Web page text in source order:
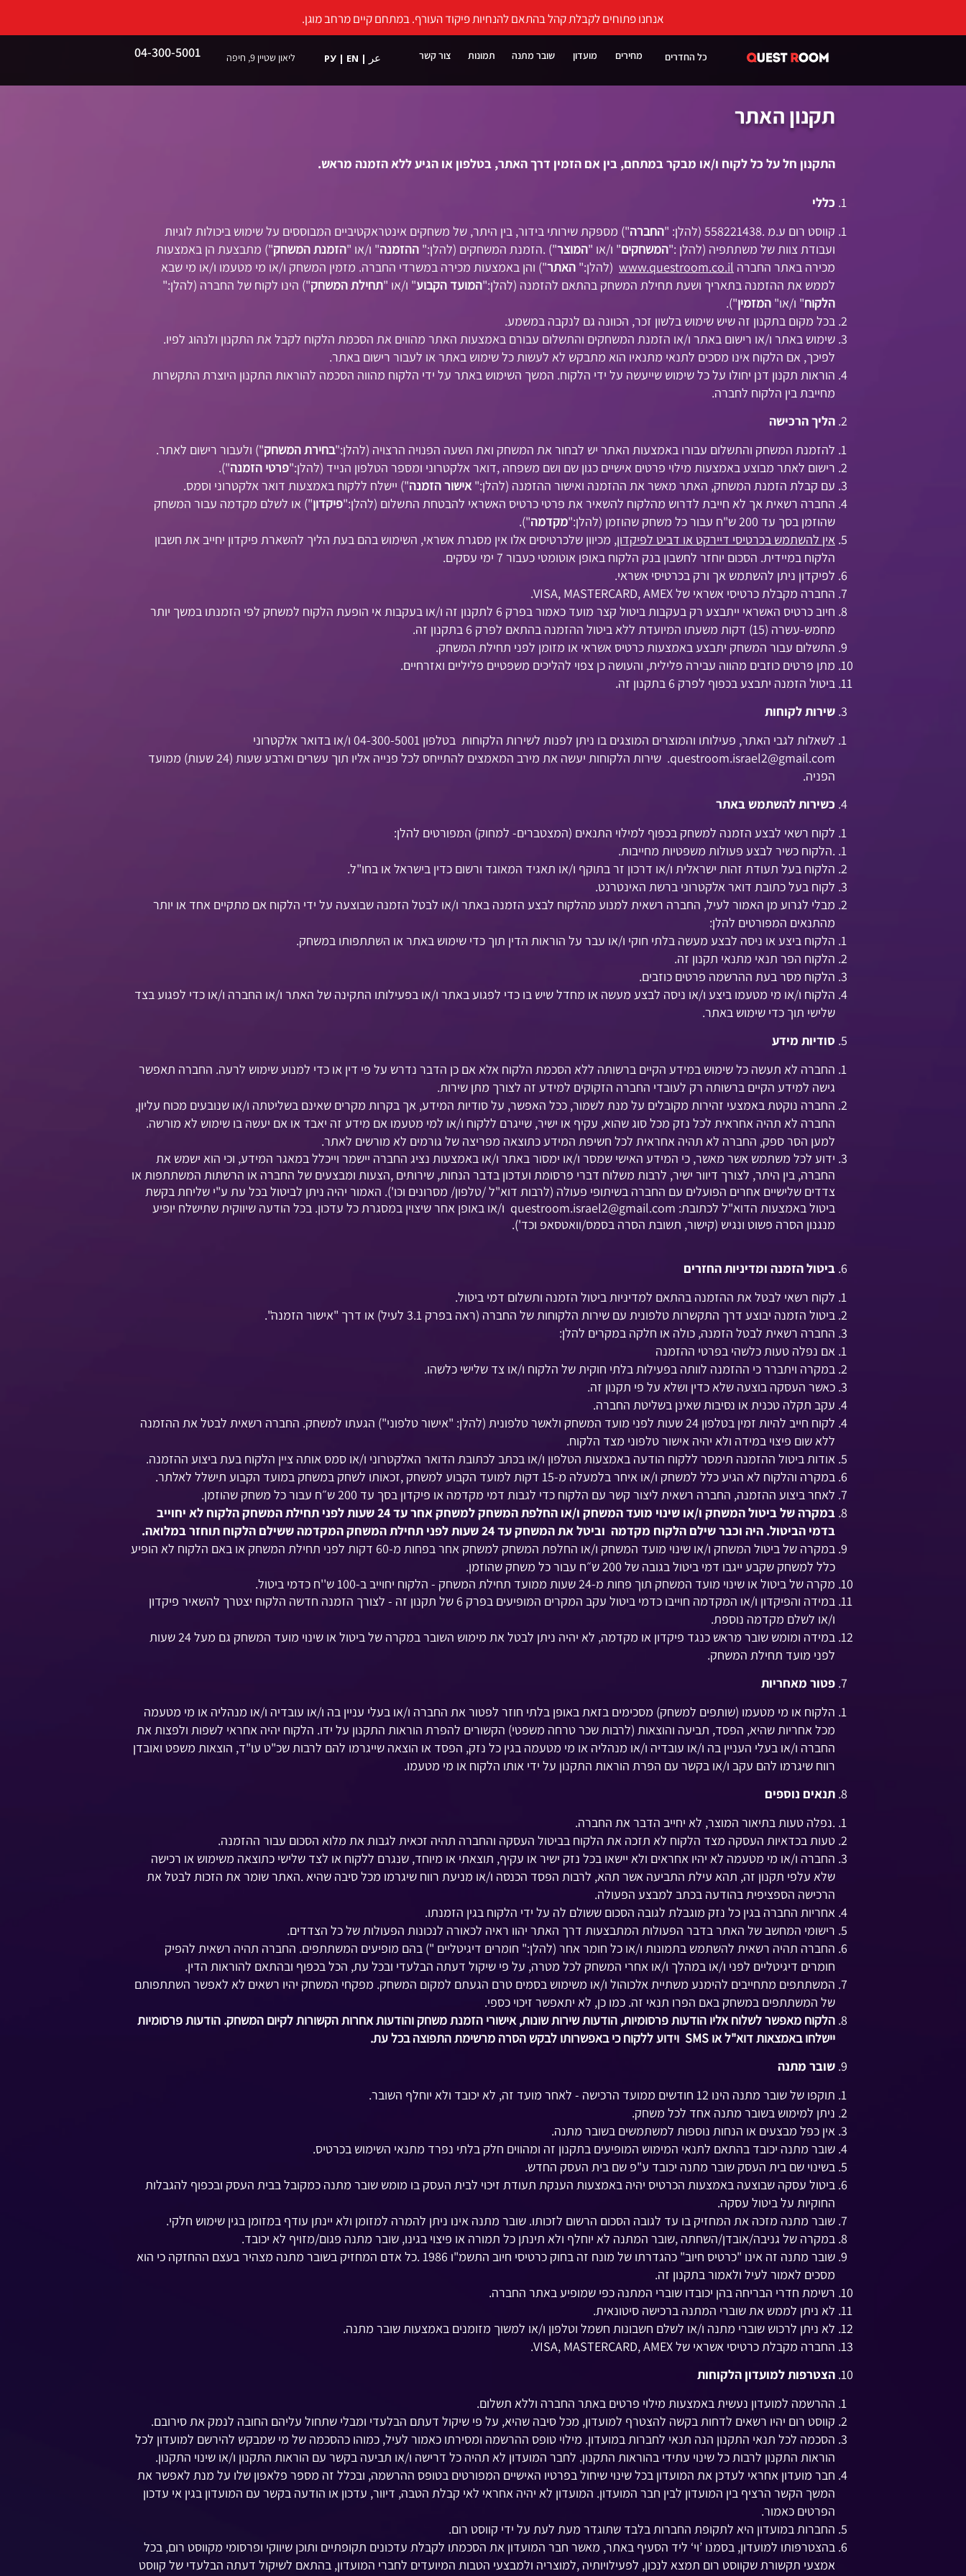
אנחנו פתוחים לקבלת קהל בהתאם להנחיות פיקוד העורף. במתחם קיים מרחב מוגן.
04-300-5001 צור קשר תמונות שובר מתנה מחירים כל החדרים РУ | EN | عر ליאון שטיין 9, חיפה מועדון
תקנון האתר
התקנון חל על כל לקוח ו/או מבקר במתחם, בין אם הזמין דרך האתר, בטלפון או הגיע ללא הזמנה מראש.​
כללי
קווסט רום ע.מ .558221438 (להלן: "
החברה") מספקת שירותי בידור, בין היתר, של משחקים אינטראקטיביים המבוססים על שימוש ביכולות לוגיות
ועבודת צוות של משתתפיה (להלן :"המשחקים" ו/או "המוצר") .הזמנת המשחקים (להלן:" ההזמנה" ו/או "הזמנת המשחק") מתבצעת הן באמצעות
מכירה באתר החברה www.questroom.co.il (להלן:" האתר") והן באמצעות מכירה במשרדי החברה. מזמין המשחק ו/או מי מטעמו ו/או מי שבא
לממש את ההזמנה בתאריך ושעת תחילת המשחק בהתאם להזמנה (להלן:"המועד הקבוע" ו/או "תחילת המשחק") הינו לקוח של החברה (להלן:"
הלקוח" ו/או" המזמין").
בכל מקום בתקנון זה שיש שימוש בלשון זכר, הכוונה גם לנקבה במשמע.
שימוש באתר ו/או רישום באתר ו/או הזמנת המשחקים והתשלום עבורם באמצעות האתר מהווים את הסכמת הלקוח לקבל את התקנון ולנהוג לפיו.
לפיכך, אם הלקוח אינו מסכים לתנאי מתנאיו הוא מתבקש לא לעשות כל שימוש באתר או לעבור רישום באתר.
הוראות תקנון דנן יחולו על כל שימוש שייעשה על ידי הלקוח. המשך השימוש באתר על ידי הלקוח מהווה הסכמה להוראות התקנון היוצרת התקשרות
מחייבת בין הלקוח לחברה.
הליך הרכישה
להזמנת המשחק והתשלום עבורו באמצעות האתר יש לבחור את המשחק ואת השעה הפנויה הרצויה (להלן:"בחירת המשחק") ולעבור רישום לאתר.
רישום לאתר מבוצע באמצעות מילוי פרטים אישיים כגון שם ושם משפחה ,דואר אלקטרוני ומספר הטלפון הנייד (להלן:"פרטי הזמנה").
עם קבלת הזמנת המשחק, האתר מאשר את ההזמנה ואישור ההזמנה (להלן:"אישור הזמנה") יישלח ללקוח באמצעות דואר אלקטרוני וסמס.
החברה רשאית אך לא חייבת לדרוש מהלקוח להשאיר את פרטי כרטיס האשראי להבטחת התשלום (להלן:"פיקדון") או לשלם מקדמה עבור המשחק
שהוזמן בסך עד 200 ש"ח עבור כל משחק שהוזמן (להלן:"
מקדמה").
אין להשתמש בכרטיסי דיירקט או דביט לפיקדון, מכיוון שלכרטיסים אלו אין מסגרת אשראי, השימוש בהם בעת הליך להשארת פיקדון יחייב את חשבון
הלקוח במיידית. הסכום יוחזר לחשבון בנק הלקוח באופן אוטומטי כעבור 7 ימי עסקים.
לפיקדון ניתן להשתמש אך ורק בכרטיסי אשראי.
החברה מקבלת כרטיסי אשראי של VISA, MASTERCARD, AMEX.
חיוב כרטיס האשראי ייתבצע רק בעקבות ביטול קצר מועד כאמור בפרק 6 לתקנון זה ו/או בעקבות אי הופעת הלקוח למשחק לפי הזמנתו במשך יותר
מחמש-עשרה (15) דקות משעתו המיועדת ללא ביטול ההזמנה בהתאם לפרק 6 בתקנון זה.
התשלום עבור המשחק יתבצע באמצעות כרטיס אשראי או מזומן לפני תחילת המשחק.
מתן פרטים כוזבים מהווה עבירה פלילית, והעושה כן צפוי להליכים משפטיים פליליים ואזרחיים.
ביטול הזמנה יתבצע בכפוף לפרק 6 בתקנון זה.
שירות לקוחות
לשאלות לגבי האתר, פעילותו והמוצרים המוצגים בו ניתן לפנות לשירות הלקוחות בטלפון 04-300-5001 ו/או בדואר אלקטרוני
questroom.israel2@gmail.com
. שירות הלקוחות יעשה את מירב המאמצים להתייחס לכל פנייה אליו תוך עשרים וארבע שעות (24 שעות) ממועד
הפניה.
כשירות להשתמש באתר
לקוח רשאי לבצע הזמנה למשחק בכפוף למילוי התנאים (המצטברים- למחוק) המפורטים להלן:
.הלקוח כשיר לבצע פעולות משפטיות מחייבות.
הלקוח בעל תעודת זהות ישראלית ו/או דרכון זר בתוקף ו/או תאגיד המאוגד ורשום כדין בישראל או בחו"ל.
לקוח בעל כתובת דואר אלקטרוני ברשת האינטרנט.
מבלי לגרוע מן האמור לעיל, החברה רשאית למנוע מהלקוח לבצע הזמנה באתר ו/או לבטל הזמנה שבוצעה על ידי הלקוח אם מתקיים אחד או יותר
מהתנאים המפורטים להלן:
הלקוח ביצע או ניסה לבצע מעשה בלתי חוקי ו/או עבר על הוראות הדין תוך כדי שימוש באתר או השתתפותו במשחק.
הלקוח הפר תנאי מתנאי תקנון זה.
הלקוח מסר בעת ההרשמה פרטים כוזבים.
הלקוח ו/או מי מטעמו ביצע ו/או ניסה לבצע מעשה או מחדל שיש בו כדי לפגוע באתר ו/או בפעילותו התקינה של האתר ו/או החברה ו/או כדי לפגוע בצד
שלישי תוך כדי שימוש באתר.
סודיות מידע
החברה לא תעשה כל שימוש במידע הקיים ברשותה ללא הסכמת הלקוח אלא אם כן הדבר נדרש על פי דין או כדי למנוע שימוש לרעה. החברה תאפשר
גישה למידע הקיים ברשותה רק לעובדי החברה הזקוקים למידע זה לצורך מתן שירות.
החברה נוקטת באמצעי זהירות מקובלים על מנת לשמור, ככל האפשר, על סודיות המידע, אך בקרות מקרים שאינם בשליטתה ו/או שנובעים מכוח עליון,
החברה לא תהיה אחראית לכל נזק מכל סוג שהוא, עקיף או ישיר, שייגרם ללקוח ו/או למי מטעמו אם מידע זה יאבד או אם יעשה בו שימוש לא מורשה.
למען הסר ספק, החברה לא תהיה אחראית לכל חשיפת המידע כתוצאה מפריצה של גורמים לא מורשים לאתר.
ידוע לכל משתמש אשר מאשר, כי המידע האישי שמסר ו/או ימסור באתר ו/או באמצעות נציג החברה יישמר וייכלל במאגר המידע, וכי הוא ישמש את
החברה, בין היתר, לצורך דיוור ישיר, לרבות משלוח דברי פרסומת ועדכון בדבר הנחות, שירותים ,הצעות ומבצעים של החברה או הרשתות המשתתפות או
צדדים שלישיים אחרים הפועלים עם החברה בשיתופי פעולה (לרבות דוא"ל /טלפון/ מסרונים וכו'). האמור יהיה ניתן לביטול בכל עת ע"י שליחת בקשת
ביטול באמצעות הדוא"ל לכתובת: questroom.israel2@gmail.com ו/או באופן אחר שיצוין במסגרת כל עדכון. בכל הודעה שיווקית שתישלח יופיע
מנגנון הסרה פשוט ונגיש (קישור, תשובת הסרה בסמס/וואטסאפ וכד').
ביטול הזמנה ומדיניות החזרים
לקוח רשאי לבטל את ההזמנה בהתאם למדיניות ביטול הזמנה ותשלום דמי ביטול.
ביטול הזמנה יבוצע דרך התקשרות טלפונית עם שירות הלקוחות של החברה (ראה בפרק 3.1 לעיל) או דרך "אישור הזמנה".
החברה רשאית לבטל הזמנה, כולה או חלקה במקרים להלן:
אם נפלה טעות כלשהי בפרטי ההזמנה
במקרה ויתברר כי ההזמנה לוותה בפעילות בלתי חוקית של הלקוח ו/או צד שלישי כלשהו.
כאשר העסקה בוצעה שלא כדין ושלא על פי תקנון זה.
עקב תקלה טכנית או נסיבות שאינן בשליטת החברה.
לקוח חייב להיות זמין בטלפון 24 שעות לפני מועד המשחק ולאשר טלפונית (להלן: "אישור טלפוני") הגעתו למשחק. החברה רשאית לבטל את ההזמנה
ללא שום פיצוי במידה ולא יהיה אישור טלפוני מצד הלקוח.
אודות ביטול ההזמנה תימסר ללקוח הודעה באמצעות הטלפון ו/או בכתב לכתובת הדואר האלקטרוני ו/או סמס אותה ציין הלקוח בעת ביצוע ההזמנה.
במקרה והלקוח לא הגיע כלל למשחק ו/או איחר בלמעלה מ-15 דקות למועד הקבוע למשחק ,זכאותו לשחק במשחק במועד הקבוע תישלל לאלתר.
לאחר ביצוע ההזמנה, החברה רשאית ליצור קשר עם הלקוח כדי לגבות דמי מקדמה או פיקדון בסך עד 200 ש״ח עבור כל משחק שהוזמן.
במקרה של ביטול המשחק ו/או שינוי מועד המשחק ו/או החלפת המשחק למשחק אחר עד 24 שעות לפני תחילת המשחק הלקוח לא יחוייב
בדמי הביטול. היה וכבר שילם הלקוח מקדמה וביטל את המשחק עד 24 שעות לפני תחילת המשחק המקדמה ששילם הלקוח תוחזר במלואה.
במקרה של ביטול המשחק ו/או שינוי מועד המשחק ו/או החלפת המשחק למשחק אחר בפחות מ-60 דקות
לפני תחילת המשחק או באם הלקוח לא הופיע
כלל למשחק שקבע ייגבו דמי ביטול בגובה של 200 ש״ח עבור כל משחק שהוזמן.​
מקרה של ביטול או שינוי מועד המשחק תוך פחות מ-24 שעות ממועד תחילת המשחק - הלקוח יחוייב ב-100 ש''ח כדמי ביטול.
במידה והפיקדון ו/או המקדמה חוייבו כדמי ביטול עקב המקרים המופיעים בפרק 6 של תקנון זה - לצורך הזמנה חדשה הלקוח יצטרך להשאיר פיקדון
ו/או לשלם מקדמה נוספת.​
במידה ומומש שובר מראש כנגד פיקדון או מקדמה, לא יהיה ניתן לבטל את מימוש השובר במקרה של ביטול או שינוי מועד המשחק גם מעל 24 שעות
לפני מועד תחילת המשחק.​
פטור מאחריות
הלקוח או מי מטעמו (שותפים למשחק) מסכימים בזאת באופן בלתי חוזר לפטור את החברה ו/או בעלי עניין בה ו/או עובדיה ו/או מנהליה או מי מטעמה
מכל אחריות שהיא, הפסד, תביעה והוצאות (לרבות שכר טרחה משפטי) הקשורים להפרת הוראות התקנון על ידו. הלקוח יהיה אחראי לשפות ולפצות את
החברה ו/או בעלי העניין בה ו/או עובדיה ו/או מנהליה או מי מטעמה בגין כל נזק, הפסד או הוצאה שייגרמו להם לרבות שכ"ט עו"ד, הוצאות משפט ואובדן
רווח שיגרמו להם עקב ו/או בקשר עם הפרת הוראות התקנון על ידי אותו הלקוח או מי מטעמו.
תנאים נוספים
.נפלה טעות בתיאור המוצר, לא יחייב הדבר את החברה.
טעות בכדאיות העסקה מצד הלקוח לא תזכה את הלקוח בביטול העסקה והחברה תהיה זכאית לגבות את מלוא הסכום עבור ההזמנה.
החברה ו/או מי מטעמה לא יהיו אחראים ולא יישאו בכל נזק ישיר או עקיף, תוצאתי או מיוחד, שנגרם ללקוח או לצד שלישי כתוצאה משימוש או רכישה
שלא עלפי תקנון זה, תהא עילת התביעה אשר תהא, לרבות הפסד הכנסה ו/או מניעת רווח שיגרמו מכל סיבה שהיא .האתר שומר את הזכות לבטל את
הרכישה הספציפית בהודעה בכתב למבצע הפעולה.
אחריות החברה בגין כל נזק מוגבלת לגובה הסכום ששולם לה על ידי הלקוח בגין הזמנתו.
רישומי המחשב של האתר בדבר הפעולות המתבצעות דרך האתר יהוו ראיה לכאורה לנכונות הפעולות של כל הצדדים.
החברה תהיה רשאית להשתמש בתמונות ו/או כל חומר אחר (להלן:" חומרים דיגיטליים ") בהם מופיעים המשתתפים. החברה תהיה רשאית להפיק
חומרים דיגיטליים לפני ו/או במהלך ו/או אחרי המשחק לכל מטרה, על פי שיקול דעתה הבלעדי ובכל עת, הכל בכפוף ובהתאם להוראות הדין.
המשתתפים מתחייבים להימנע משתיית אלכוהול ו/או משימוש בסמים טרם הגעתם למקום המשחק. מפקחי המשחק יהיו רשאים לא לאפשר השתתפותם
של המשתתפים במשחק באם הפרו תנאי זה. כמו כן, לא יתאפשר זיכוי כספי.
הלקוח מאפשר לשלוח אליו הודעות פרסומיות, הודעות שירות שונות, אישורי הזמנת משחק והודעות אחרות הקשורות לקיום המשחק. הודעות פרסומיות
יישלחו באמצאות דוא"ל או SMS וידוע ללקוח כי באפשרותו לבקש הסרה מרשימת התפוצה בכל עת.
שובר מתנה
תוקפו של שובר מתנה הינו 12 חודשים ממועד הרכישה - לאחר מועד זה, לא יכובד ולא יוחלף השובר.
ניתן למימוש בשובר מתנה אחד לכל משחק.
אין כפל מבצעים או הנחות נוספות למשתמשים בשובר מתנה.
שובר מתנה יכובד בהתאם לתנאי המימוש המופיעים בתקנון זה ומהווים חלק בלתי נפרד מתנאי השימוש בכרטיס.
בשינוי שם בית העסק שובר מתנה יכובד ע"פ שם בית העסק החדש.
ביטול עסקה שבוצעה באמצעות הכרטיס יהיה באמצעות הענקת תעודת זיכוי לבית העסק בו מומש שובר מתנה כמקובל בבית העסק ובכפוף להגבלות
החוקיות על ביטול עסקה.
שובר מתנה מזכה את המחזיק בו עד לגובה הסכום הרשום לזכותו. שובר מתנה אינו ניתן להמרה למזומן ולא יינתן עודף במזומן בגין שימוש חלקי.
במקרה של גניבה/אובדן/השחתה ,שובר המתנה לא יוחלף ולא תינתן כל תמורה או פיצוי בגינו, שובר מתנה פגום/מזויף לא יכובד.
שובר מתנה זה אינו "כרטיס חיוב" כהגדרתו של מונח זה בחוק כרטיסי חיוב התשמ"ו 1986 .כל אדם המחזיק בשובר מתנה מצהיר בעצם ההחזקה כי הוא
מסכים לאמור לעיל ולאמור בתקנון זה.
רשימת חדרי הבריחה בהן יכובדו שוברי המתנה כפי שמופיע באתר החברה.
לא ניתן לממש את שוברי המתנה ברכישה סיטונאית.
לא ניתן לרכוש שוברי מתנה ו/או לשלם חשבונות חשמל וטלפון ו/או למשוך מזומנים באמצעות שובר מתנה.
החברה מקבלת כרטיסי אשראי של
.
הצטרפות למועדון הלקוחות
ההרשמה למועדון נעשית באמצעות מילוי פרטים באתר החברה וללא תשלום.
קווסט רום יהיו רשאים לדחות בקשה להצטרף למועדון, מכל סיבה שהיא, על פי שיקול דעתם הבלעדי ומבלי שתחול עליהם החובה לנמק את סירובם.
הסכמה לכל תנאי התקנון הנה תנאי לחברות במועדון. מילוי טופס ההרשמה ומסירתו כאמור לעיל, כמוהו כהסכמה של מי שמבקש להירשם למועדון לכל
הוראות התקנון לרבות כל שינוי עתידי בהוראות התקנון. לחבר המועדון לא תהיה כל דרישה ו/או תביעה בקשר עם הוראות התקנון ו/או שינוי התקנון.
חבר מועדון אחראי לעדכן את המועדון בכל שינוי שיחול בפרטיו האישיים המפורטים בטופס ההרשמה, ובכלל זה מספר פלאפון שלו על מנת לאפשר את
המשך הקשר הרציף בין המועדון לבין חבר המועדון. המועדון לא יהיה אחראי לאי קבלת הטבה, דיוור, עדכון או הודעה בקשר עם המועדון בגין אי עדכון
הפרטים כאמור.
החברות במועדון היא לתקופת החברות בלבד שתוגדר מעת לעת על ידי קווסט רום.
בהצטרפותו למועדון, בסמנו ’וי‘ ליד הסעיף באתר, מאשר חבר המועדון את הסכמתו לקבלת עדכונים תקופתיים ותוכן שיווקי ופרסומי מקווסט רום, בכל
אמצעי תקשורת שקווסט רום תמצא לנכון, לפעילויותיה ,למוצריה ולמבצעי הטבות המיועדים לחברי המועדון, בהתאם לשיקול דעתה הבלעדי של קווסט